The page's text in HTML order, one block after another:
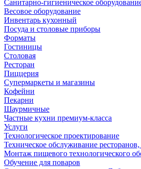
Санитарно-гигиеническое
Весовое оборудование
Инвентарь кухонный
Посуда и столовые приборы
Форматы
Гостиницы
Столовая
Ресторан
Пиццерия
Супермаркеты и магазины
Кофейни
Пекарни
Шаурмичные
Частные кухни премиум-класса
Услуги
Технологическое проектирование
Техническое обслуживание
Монтаж пищевого технологического
Обучение для поваров